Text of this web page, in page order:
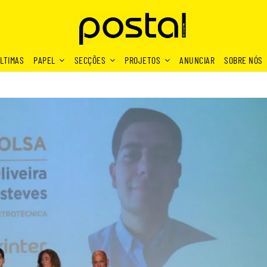
PAPEL SECÇÕES PROJETOS ANUNCIAR SOBRE NÓS